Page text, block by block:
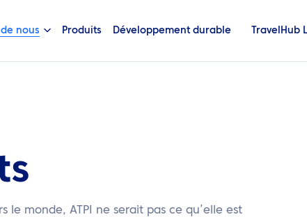
nous Produits Développement durable TravelHub
monde, ATPI ne serait pas ce qu’elle est